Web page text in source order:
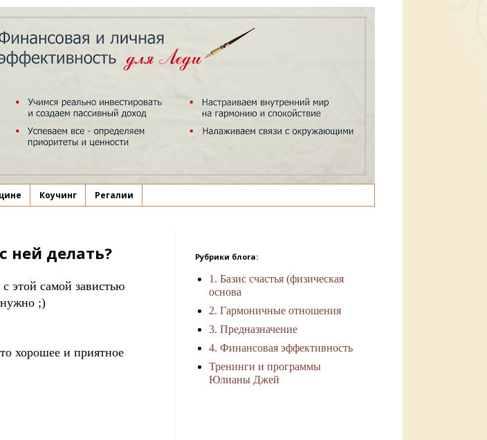
Коучинг Регалии
ней делать?
этой самой завистью
нужно ;)
хорошее и приятное
Рубрики блога:
1. Базис счастья (физическая
основа
2. Гармоничные отношения
3. Предназначение
4. Финансовая эффективность
Тренинги и программы
Юлианы Джей